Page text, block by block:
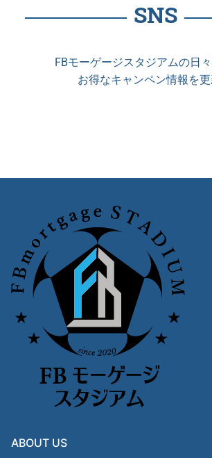
SNS
FBモーゲージスタジアムの日
お得なキャンペン情報を更
ABOUT US